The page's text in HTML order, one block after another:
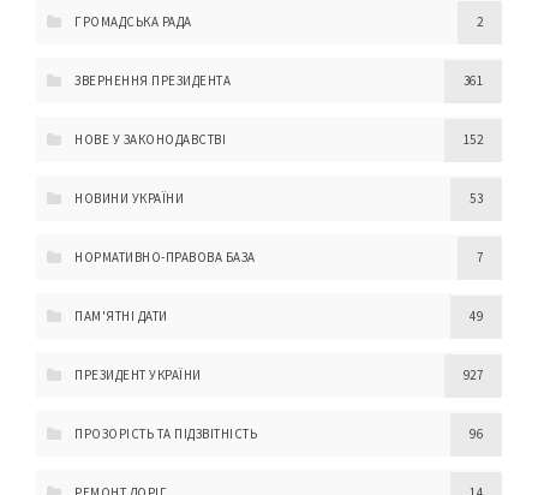
ГРОМАДСЬКА РАДА 2
ЗВЕРНЕННЯ ПРЕЗИДЕНТА 361
НОВЕ У ЗАКОНОДАВСТВІ 152
НОВИНИ УКРАЇНИ 53
НОРМАТИВНО-ПРАВОВА БАЗА 7
ПАМ'ЯТНІ ДАТИ 49
ПРЕЗИДЕНТ УКРАЇНИ 927
ПРОЗОРІСТЬ ТА ПІДЗВІТНІСТЬ 96